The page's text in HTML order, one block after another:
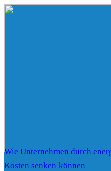
Wie Unternehmen durch
Kosten senken können